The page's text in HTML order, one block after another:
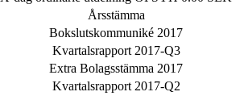
Årsstämma
Bokslutskommuniké 2017
Kvartalsrapport 2017-Q3
Extra Bolagsstämma 2017
Kvartalsrapport 2017-Q2